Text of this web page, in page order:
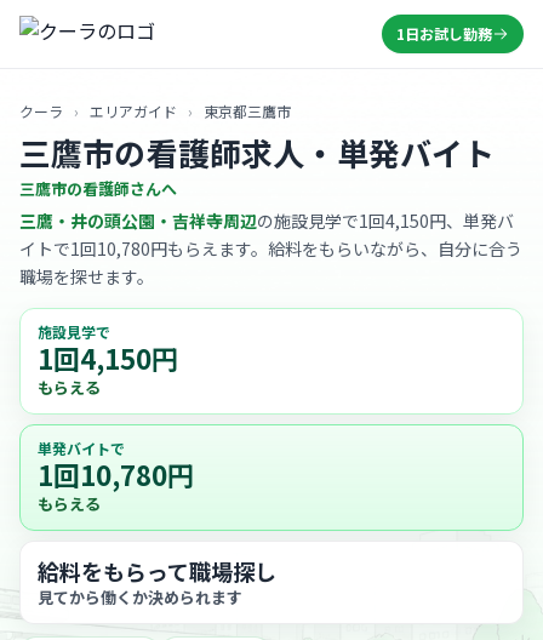
1日お試し勤務
クーラ › エリアガイド › 東京都三鷹市
三鷹市の看護師求人・単発バイト
三鷹市の看護師さんへ
三鷹・井の頭公園・吉祥寺周辺の施設見学で1回4,150円、単発バ
イトで1回10,780円もらえます。給料をもらいながら、自分に合う
職場を探せます。
施設見学で
1回4,150円
もらえる
単発バイトで
1回10,780円
もらえる
給料をもらって職場探し
見てから働くか決められます